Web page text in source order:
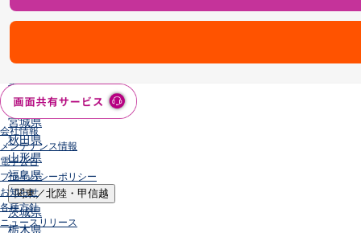
店舗・ATM
青森県
岩手県
宮城県
秋田県
山形県
福島県
関東／北陸・甲信越
茨城県
栃木県
会社情報
メンテナンス情報
電子公告
プライバシーポリシー
お知らせ
各種方針
ニュースリリース